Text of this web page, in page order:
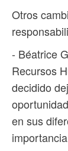
Otros
- Béatrice
Recursos
decidido
en sus